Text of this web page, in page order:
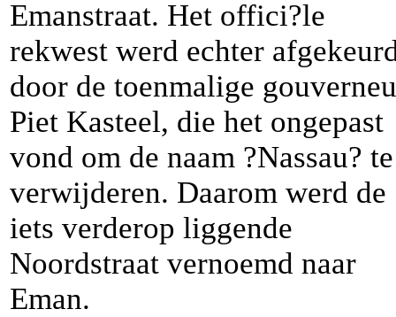
Emanstraat. Het offici?le
rekwest werd echter
door de toenmalige
Piet Kasteel, die het ongepast
vond om de naam ?Nassau? te
verwijderen. Daarom werd de
iets verderop liggende
Noordstraat vernoemd naar
Eman.